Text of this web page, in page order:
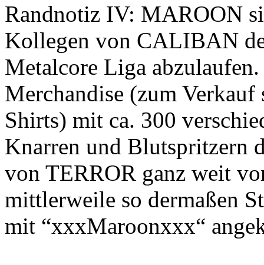
Randnotiz IV: MAROON
Kollegen von CALIBAN
Metalcore Liga
Merchandise (zum Verkauf
Shirts) mit ca. 300
Knarren und Blutspritzern
von TERROR ganz weit
mittlerweile so dermaßen
mit “xxxMaroonxxx“